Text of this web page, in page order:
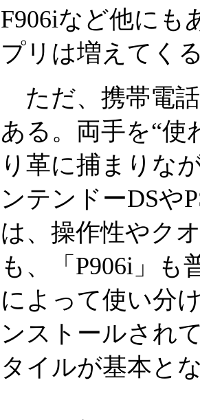
F906iなど他にも
プリは増えてく
ただ、携帯電
ある。両手を“使
り革に捕まりな
ンテンドーDSや
は、操作性やク
も、「P906i」
によって使い分
ンストールされ
タイルが基本と